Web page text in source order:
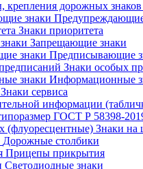
Знаки приоритета
Запрещающие знаки
Предписывающие
Знаки особых
Информационные
Знаки сервиса
Знаки на
Дорожные столбики
Прицепы прикрытия
Светодиодные знаки